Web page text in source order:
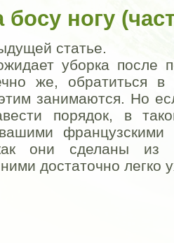
ногу
статье.
уборка
же, обратиться в
занимаются. Но
порядок, в
французскими
они сделаны из
достаточно легко